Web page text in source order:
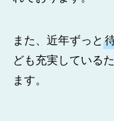
また、近年ずっと
ども充実している
ます。